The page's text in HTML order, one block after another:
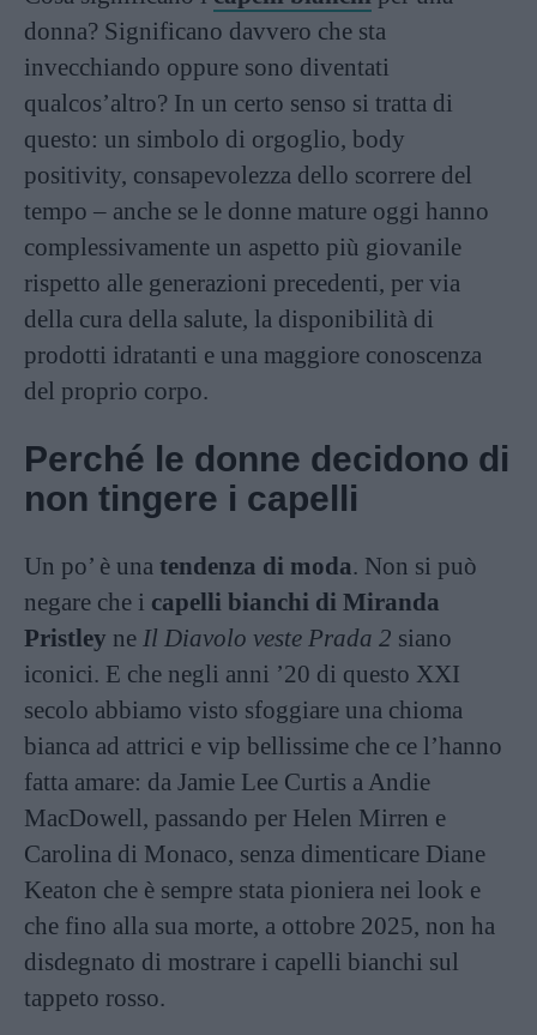
donna? Significano davvero che sta
invecchiando oppure sono diventati
qualcos’altro? In un certo senso si tratta di
questo: un simbolo di orgoglio, body
positivity, consapevolezza dello scorrere del
tempo – anche se le donne mature oggi hanno
complessivamente un aspetto più giovanile
rispetto alle generazioni precedenti, per via
della cura della salute, la disponibilità di
prodotti idratanti e una maggiore conoscenza
del proprio corpo.
Perché le donne decidono di
non tingere i capelli
Un po’ è una tendenza di moda. Non si può
negare che i capelli bianchi di Miranda
Pristley ne Il Diavolo veste Prada 2 siano
iconici. E che negli anni ’20 di questo XXI
secolo abbiamo visto sfoggiare una chioma
bianca ad attrici e vip bellissime che ce l’hanno
fatta amare: da Jamie Lee Curtis a Andie
MacDowell, passando per Helen Mirren e
Carolina di Monaco, senza dimenticare Diane
Keaton che è sempre stata pioniera nei look e
che fino alla sua morte, a ottobre 2025, non ha
disdegnato di mostrare i capelli bianchi sul
tappeto rosso.